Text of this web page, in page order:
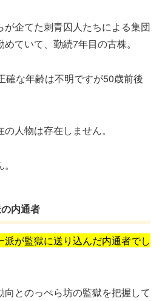
が企てた刺青囚人たちによる集団
ていて、勤続7年目の古株。
確な年齢は不明ですが50歳前後
人物は存在しません。
内通者
派が監獄に送り込んだ内通者でし
向とのっぺら坊の監獄を把握して